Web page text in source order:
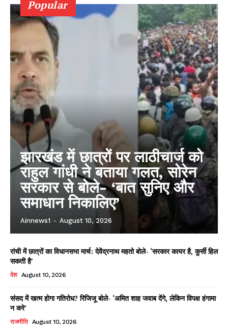
Popular
झारखंड में छात्रों पर लाठीचार्ज को
राहुल गांधी ने बताया गलत, सोरेन
सरकार से बोले- ‘बात सुनिए और
समाधान निकालिए’
Ainnews1 - August 10, 2026
रांची में छात्रों का विधानसभा मार्च: देवेंद्रनाथ महतो बोले- ‘सरकार कायर है, कुर्सी हिल
सकती है’
देश August 10, 2026
संसद में खत्म होगा गतिरोध? रिजिजू बोले- ‘अमित शाह जवाब देंगे, लेकिन विपक्ष हंगामा
न करे’
राजनीति August 10, 2026